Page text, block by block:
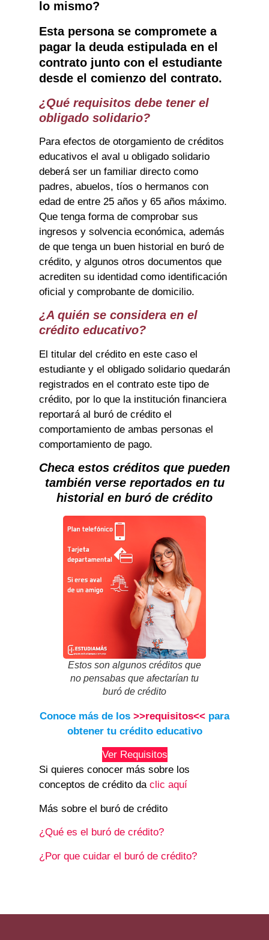
lo mismo?
Esta persona se compromete a
pagar la deuda estipulada en el
contrato junto con el estudiante
desde el comienzo del contrato.
¿Qué requisitos debe tener el
obligado solidario?
Para efectos de otorgamiento de créditos
educativos el aval u obligado solidario
deberá ser un familiar directo como
padres, abuelos, tíos o hermanos con
edad de entre 25 años y 65 años máximo.
Que tenga forma de comprobar sus
ingresos y solvencia económica, además
de que tenga un buen historial en buró de
crédito, y algunos otros documentos que
acrediten su identidad como identificación
oficial y comprobante de domicilio.
¿A quién se considera en el
crédito educativo?
El titular del crédito en este caso el
estudiante y el obligado solidario quedarán
registrados en el contrato este tipo de
crédito, por lo que la institución financiera
reportará al buró de crédito el
comportamiento de ambas personas el
comportamiento de pago.
Checa estos créditos que pueden
también verse reportados en tu
historial en buró de crédito
Estos son algunos créditos que
no pensabas que afectarían tu
buró de crédito
Conoce más de los >>requisitos<< para
obtener tu crédito educativo
Ver Requisitos
Si quieres conocer más sobre los
conceptos de crédito da clic aquí
Más sobre el buró de crédito
¿Qué es el buró de crédito?
¿Por que cuidar el buró de crédito?